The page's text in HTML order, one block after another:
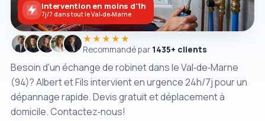
Besoin d'un échange de robinet dans le Val‑de‑Marne
(94)? Albert et Fils intervient en urgence 24h/7j pour un
dépannage rapide. Devis gratuit et déplacement à
domicile. Contactez‑nous!
★★★★★
Recommandé par 1435+ clients
Intervention en moins d'1h
7j/7 dans tout le Val‑de‑Marne